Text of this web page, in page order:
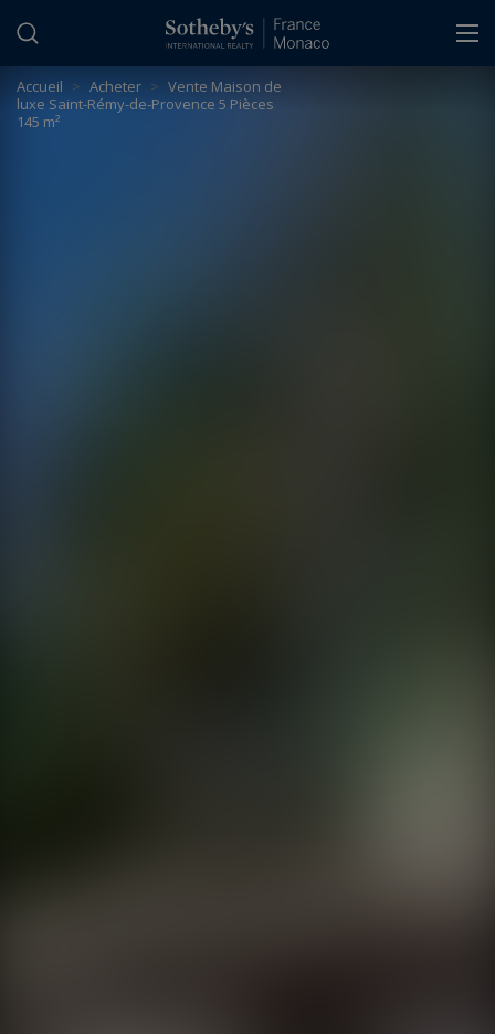
Accueil > Acheter > Vente Maison de
luxe Saint-Rémy-de-Provence 5 Pièces
145 m²